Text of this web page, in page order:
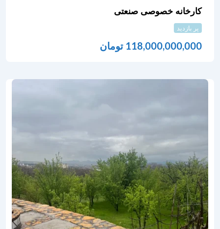
کارخانه خصوصی صنعتی
پر بازدید
118,000,000,000 تومان